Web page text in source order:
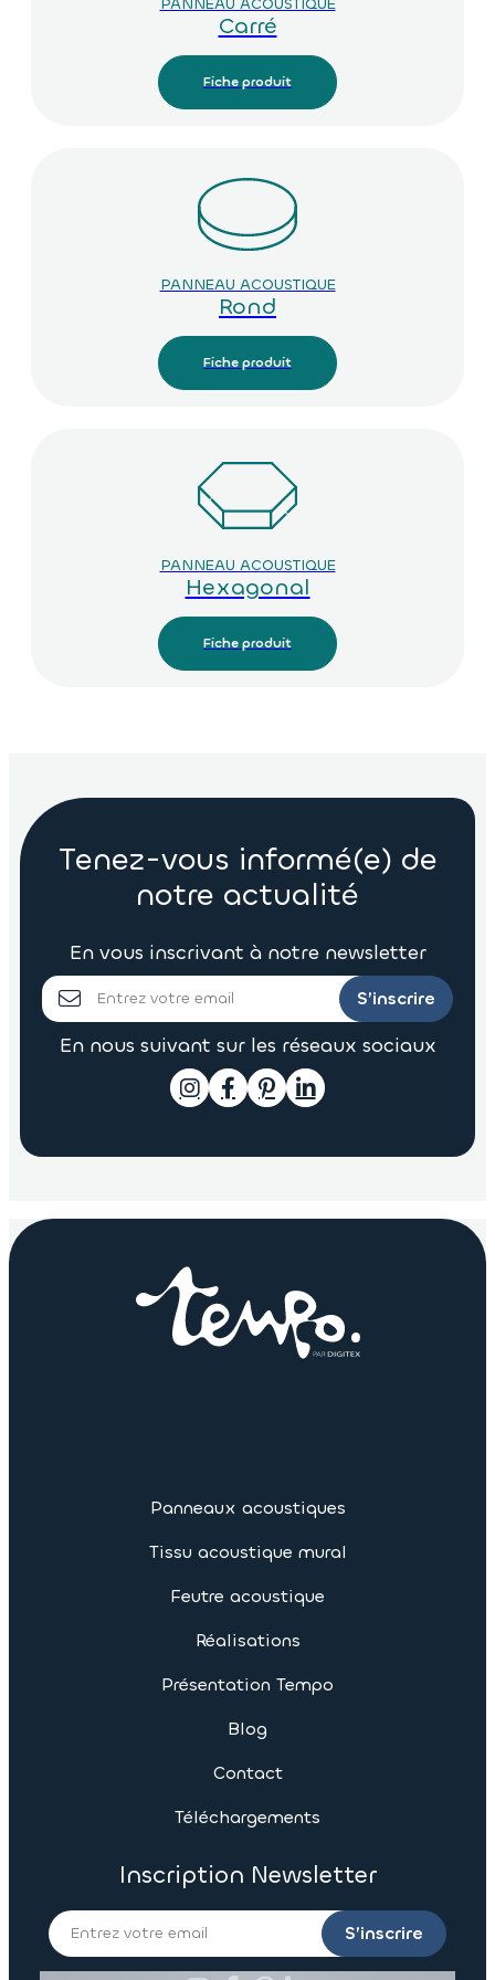
Carré
Fiche produit
PANNEAU ACOUSTIQUE
Rond
Fiche produit
PANNEAU ACOUSTIQUE
Hexagonal
Fiche produit
Tenez-vous informé(e) de
notre actualité
En vous inscrivant à notre newsletter
S’inscrire
En nous suivant sur les réseaux sociaux
Inscription Newsletter
S’inscrire